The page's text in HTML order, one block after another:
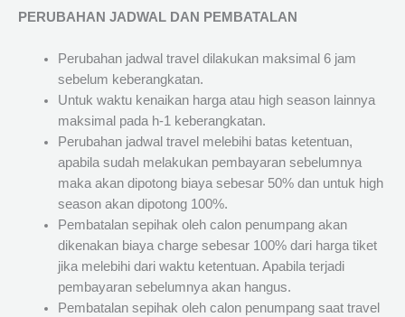
PERUBAHAN JADWAL DAN PEMBATALAN
Perubahan jadwal travel dilakukan maksimal 6 jam
sebelum keberangkatan.
Untuk waktu kenaikan harga atau high season lainnya
maksimal pada h-1 keberangkatan.
Perubahan jadwal travel melebihi batas ketentuan,
apabila sudah melakukan pembayaran sebelumnya
maka akan dipotong biaya sebesar 50% dan untuk high
season akan dipotong 100%.
Pembatalan sepihak oleh calon penumpang akan
dikenakan biaya charge sebesar 100% dari harga tiket
jika melebihi dari waktu ketentuan. Apabila terjadi
pembayaran sebelumnya akan hangus.
Pembatalan sepihak oleh calon penumpang saat travel